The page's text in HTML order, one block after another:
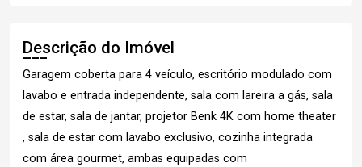
Descrição do Imóvel
Garagem coberta para 4 veículo, escritório modulado com
lavabo e entrada independente, sala com lareira a gás, sala
de estar, sala de jantar, projetor Benk 4K com home theater
, sala de estar com lavabo exclusivo, cozinha integrada
com área gourmet, ambas equipadas com